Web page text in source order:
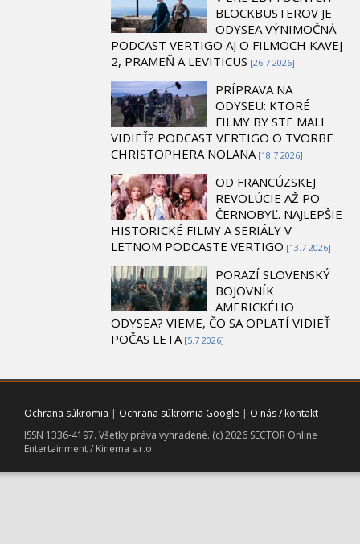
BLOCKBUSTEROV JE
ODYSEA VÝNIMOČNÁ.
PODCAST VERTIGO AJ O FILMOCH KAVEJ
2, PRAMEŇ A LEVITICUS [26.7 2026]
PRÍPRAVA NA
ODYSEU: KTORÉ
FILMY BY STE MALI
VIDIEŤ? PODCAST VERTIGO O TVORBE
CHRISTOPHERA NOLANA [18.7 2026]
OD FRANCÚZSKEJ
REVOLÚCIE AŽ PO
ČERNOBYĽ. NAJLEPŠIE
HISTORICKÉ FILMY A SERIÁLY V
LETNOM PODCASTE VERTIGO [13.7 2026]
PORAZÍ SLOVENSKÝ
BOJOVNÍK
AMERICKÉHO
ODYSEA? VIEME, ČO SA OPLATÍ VIDIEŤ
POČAS LETA [5.7 2026]
Ochrana súkromia | Ochrana súkromia Google | O nás / kontakt
ISSN 1336-4197. Všetky práva vyhradené. (c) 2026 SECTOR Online
Entertainment / Kinema s.r.o.